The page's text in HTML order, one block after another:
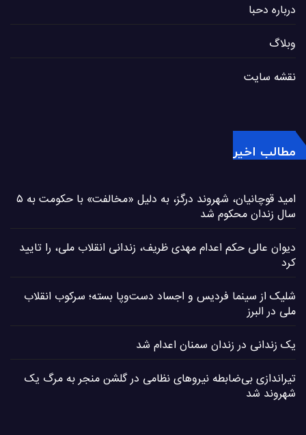
درباره دحبا
وبلاگ
نقشه سایت
مطالب اخیر
امید قوچانیان، شهروند درگز، به دلیل «مخالفت» با حکومت به ۵
سال زندان محکوم شد
دیوان عالی حکم اعدام مهدی ظریف، زندانی انقلاب ملی، را تایید
کرد
شلیک از سینما فردیس و اجساد دست‌وپا بسته؛ سرکوب انقلاب
ملی در البرز
یک زندانی در زندان سمنان اعدام شد
تیراندازی بی‌ضابطه نیروهای نظامی در گلشن منجر به مرگ یک
شهروند شد